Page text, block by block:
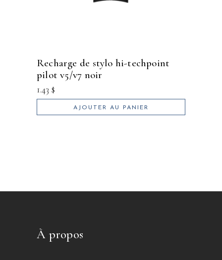
recharge de stylo hi-techpoint
pilot v5/v7 noir
1.43 $
AJOUTER AU PANIER
À propos